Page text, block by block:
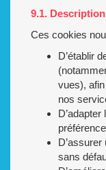
9.1. Description
Ces cookies
D’établir
vues),
nos
sans